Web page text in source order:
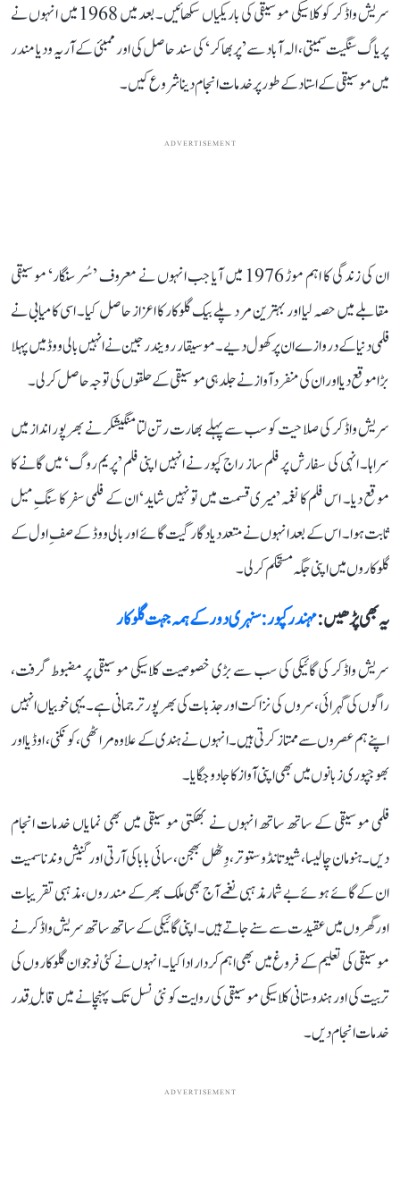
سریش واڈکر کو کلاسیکی موسیقی کی باریکیاں سکھائیں۔ بعد میں 1968 میں انہوں نے
پریاگ سنگیت سمیتی، الہ آباد سے ’پربھاکر‘ کی سند حاصل کی اور ممبئی کے آریہ ودیا مندر
میں موسیقی کے استاد کے طور پر خدمات انجام دینا شروع کیں۔
ADVERTISEMENT
ان کی زندگی کا اہم موڑ 1976 میں آیا جب انہوں نے معروف ’سُر سنگار‘ موسیقی
مقابلے میں حصہ لیا اور بہترین مرد پلے بیک گلوکار کا اعزاز حاصل کیا۔ اسی کامیابی نے
فلمی دنیا کے دروازے ان پر کھول دیے۔ موسیقار رویندر جین نے انہیں بالی ووڈ میں پہلا
بڑا موقع دیا اور ان کی منفرد آواز نے جلد ہی موسیقی کے حلقوں کی توجہ حاصل کر لی۔
سریش واڈکر کی صلاحیت کو سب سے پہلے بھارت رتن لتا منگیشکر نے بھرپور انداز میں
سراہا۔ انہی کی سفارش پر فلم ساز راج کپور نے انہیں اپنی فلم ’پریم روگ‘ میں گانے کا
موقع دیا۔ اس فلم کا نغمہ ’میری قسمت میں تو نہیں شاید‘ ان کے فلمی سفر کا سنگِ میل
ثابت ہوا۔ اس کے بعد انہوں نے متعدد یادگار گیت گائے اور بالی ووڈ کے صفِ اول کے
گلوکاروں میں اپنی جگہ مستحکم کر لی۔
یہ بھی پڑھیں :مہندر کپور: سنہری دور کے ہمہ جہت گلوکار
سریش واڈکر کی گائیکی کی سب سے بڑی خصوصیت کلاسیکی موسیقی پر مضبوط گرفت،
راگوں کی گہرائی، سروں کی نزاکت اور جذبات کی بھرپور ترجمانی ہے۔ یہی خوبیاں انہیں
اپنے ہم عصروں سے ممتاز کرتی ہیں۔ انہوں نے ہندی کے علاوہ مراٹھی، کونکنی، اوڈیا اور
بھوجپوری زبانوں میں بھی اپنی آواز کا جادو جگایا۔
فلمی موسیقی کے ساتھ ساتھ انہوں نے بھکتی موسیقی میں بھی نمایاں خدمات انجام
دیں۔ ہنومان چالیسا، شیو تانڈو ستوتر، وِٹھل بھجن، سائی بابا کی آرتی اور گنیش وندنا سمیت
ان کے گائے ہوئے بے شمار مذہبی نغمے آج بھی ملک بھر کے مندروں، مذہبی تقریبات
اور گھروں میں عقیدت سے سنے جاتے ہیں۔ اپنی گائیکی کے ساتھ ساتھ سریش واڈکر نے
موسیقی کی تعلیم کے فروغ میں بھی اہم کردار ادا کیا۔ انہوں نے کئی نوجوان گلوکاروں کی
تربیت کی اور ہندوستانی کلاسیکی موسیقی کی روایت کو نئی نسل تک پہنچانے میں قابلِ قدر
خدمات انجام دیں۔
ADVERTISEMENT